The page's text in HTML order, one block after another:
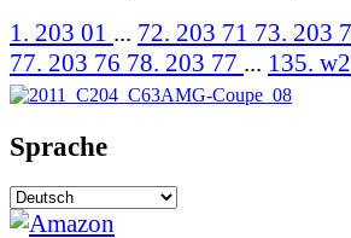
1. 203 01 ... 72. 203 71 73. 203
77. 203 76 78. 203 77 ... 135.
Sprache